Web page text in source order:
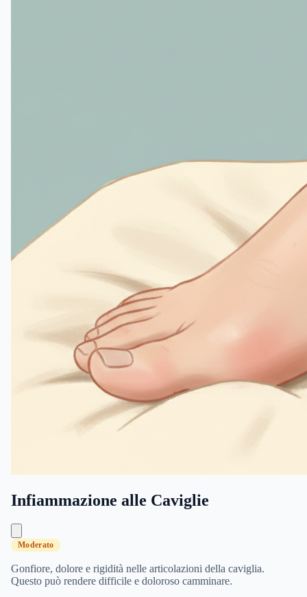
Infiammazione alle Caviglie
Moderato
Gonfiore, dolore e rigidità nelle articolazioni della caviglia.
Questo può rendere difficile e doloroso camminare.